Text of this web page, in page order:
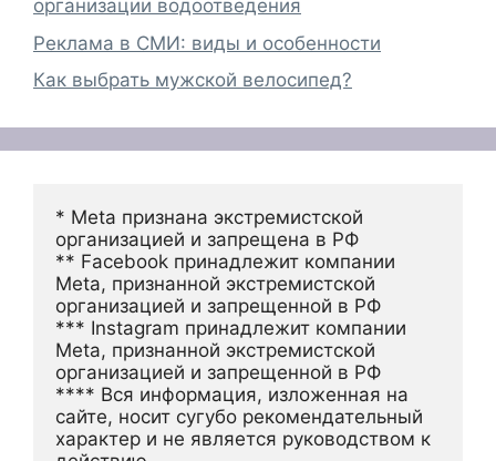
организации водоотведения
Реклама в СМИ: виды и особенности
Как выбрать мужской велосипед?
* Meta признана экстремистской
организацией и запрещена в РФ
** Facebook принадлежит компании
Meta, признанной экстремистской
организацией и запрещенной в РФ
*** Instagram принадлежит компании
Meta, признанной экстремистской
организацией и запрещенной в РФ
**** Вся информация, изложенная на
сайте, носит сугубо рекомендательный
характер и не является руководством к